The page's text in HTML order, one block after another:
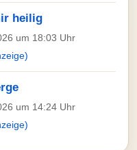
heilig
um 18:03 Uhr
um 14:24 Uhr